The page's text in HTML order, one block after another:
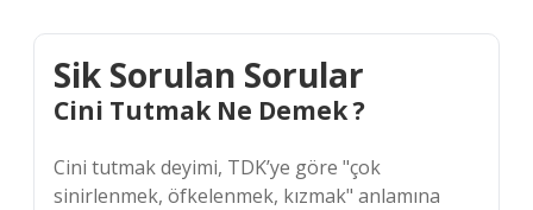
Sik Sorulan Sorular
Cini Tutmak Ne Demek ?
Cini tutmak deyimi, TDK’ye göre "çok
sinirlenmek, öfkelenmek, kızmak" anlamına